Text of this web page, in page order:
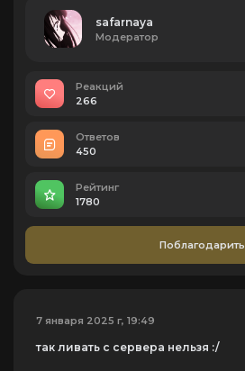
safarnaya
Модератор
Реакций
266
Ответов
450
Рейтинг
1780
Поблагодарить
7 января 2025 г, 19:49
так ливать с сервера нельзя :/